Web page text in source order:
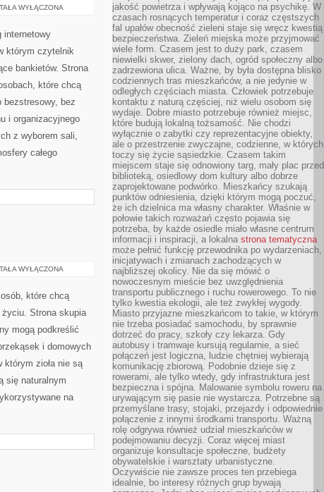
WYŁĄCZONA
internetowy
którym czytelnik
bankietów. Strona
które chcą
bezstresowy, bez
i organizacyjnego
z wyborem sali,
całego
WYŁĄCZONA
które chcą
życiu. Strona skupia
mogą podkreślić
i domowych
którym zioła nie są
się naturalnym
na
jakość powietrza i wpływają kojąco na psychikę. W
czasach rosnących temperatur i coraz częstszych
fal upałów obecność zieleni staje się wręcz kwestią
bezpieczeństwa. Zieleń miejska może przyjmować
wiele form. Czasem jest to duży park, czasem
niewielki skwer, zielony dach, ogród społeczny albo
zadrzewiona ulica. Ważne, by była dostępna blisko
codziennych tras mieszkańców, a nie jedynie w
odległych częściach miasta. Człowiek potrzebuje
kontaktu z naturą częściej, niż wielu osobom się
wydaje. Dobre miasto potrzebuje również miejsc,
które budują lokalną tożsamość. Nie chodzi
wyłącznie o zabytki czy reprezentacyjne obiekty,
ale o przestrzenie zwyczajne, codzienne, w których
toczy się życie sąsiedzkie. Czasem takim
miejscem staje się odnowiony targ, mały plac przed
biblioteką, osiedlowy dom kultury albo dobrze
zaprojektowane podwórko. Mieszkańcy szukają
punktów odniesienia, dzięki którym mogą poczuć,
że ich dzielnica ma własny charakter. Właśnie w
połowie takich rozważań często pojawia się
potrzeba, by każde osiedle miało własne centrum
informacji i inspiracji, a lokalna strona tematyczna
może pełnić funkcję przewodnika po wydarzeniach,
inicjatywach i zmianach zachodzących w
najbliższej okolicy. Nie da się mówić o
nowoczesnym mieście bez uwzględnienia
transportu publicznego i ruchu rowerowego. To nie
tylko kwestia ekologii, ale też zwykłej wygody.
Miasto przyjazne mieszkańcom to takie, w którym
nie trzeba posiadać samochodu, by sprawnie
dotrzeć do pracy, szkoły czy lekarza. Gdy
autobusy i tramwaje kursują regularnie, a sieć
połączeń jest logiczna, ludzie chętniej wybierają
komunikację zbiorową. Podobnie dzieje się z
rowerami, ale tylko wtedy, gdy infrastruktura jest
bezpieczna i spójna. Malowanie symbolu roweru na
urywającym się pasie nie wystarcza. Potrzebne są
przemyślane trasy, stojaki, przejazdy i odpowiednie
połączenie z innymi środkami transportu. Ważną
rolę odgrywa również udział mieszkańców w
podejmowaniu decyzji. Coraz więcej miast
organizuje konsultacje społeczne, budżety
obywatelskie i warsztaty urbanistyczne.
Oczywiście nie zawsze proces ten przebiega
idealnie, bo interesy różnych grup bywają